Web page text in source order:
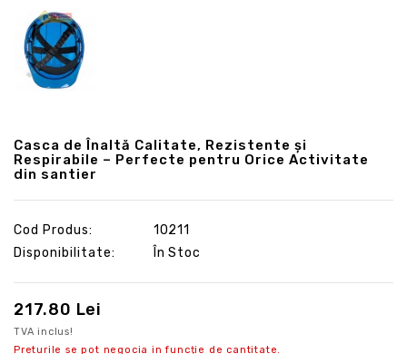
Casca de Înaltă Calitate, Rezistente și
Respirabile – Perfecte pentru Orice Activitate
din santier
Cod Produs:
10211
Disponibilitate:
În Stoc
217.80 Lei
TVA inclus!
Preturile se pot negocia in funcție de cantitate.